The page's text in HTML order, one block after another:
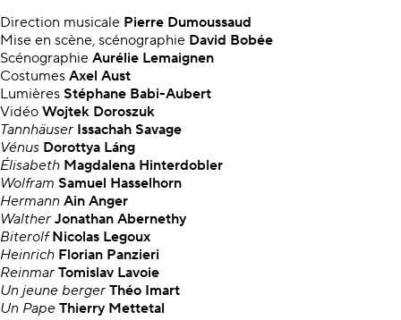
Direction musicale Pierre Dumoussaud
Mise en scène, scénographie David Bobée
Scénographie Aurélie Lemaignen
Costumes Axel Aust
Lumières Stéphane Babi-Aubert
Vidéo Wojtek Doroszuk
Tannhäuser Issachah Savage
Vénus Dorottya Láng
Élisabeth Magdalena Hinterdobler
Wolfram Samuel Hasselhorn
Hermann Ain Anger
Walther Jonathan Abernethy
BiterolfNicolas Legoux
Heinrich Florian Panzieri
Reinmar Tomislav Lavoie
Un jeune berger Théo Imart
Un Pape Thierry Mettetal